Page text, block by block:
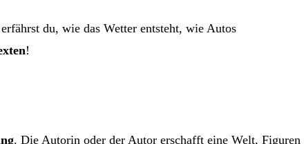
du, wie das Wetter entsteht, wie Autos
!
. Die Autorin oder der Autor erschafft eine Welt, Figuren